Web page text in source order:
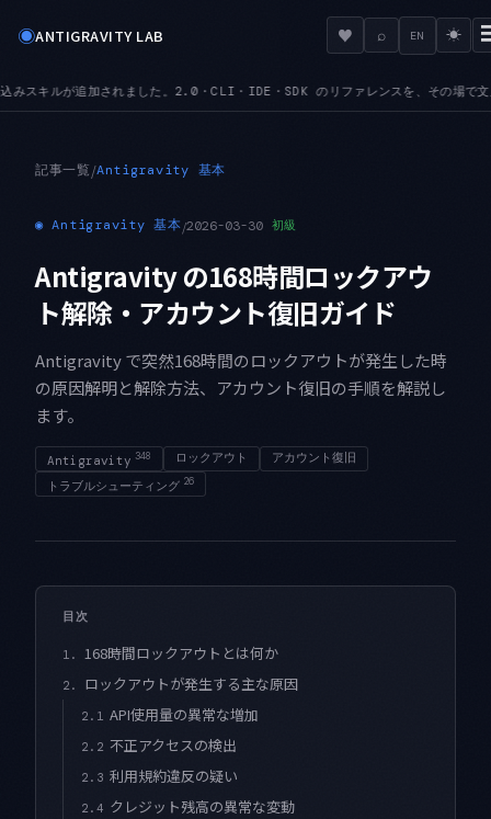
◉ANTIGRAVITY LAB ♥ ⌕ EN ☀
場で文脈込みで引けます MCPURL — mcp_config.json が serverUrl に加え
記事一覧/Antigravity 基本
◉ Antigravity 基本/2026-03-30 初級
Antigravity の168時間ロックアウ
ト解除・アカウント復旧ガイド
Antigravity で突然168時間のロックアウトが発生した時
の原因解明と解除方法、アカウント復旧の手順を解説し
ます。
Antigravity 348 ロックアウト
アカウント復旧
トラブルシューティング 26
目次
1. 168時間ロックアウトとは何か
2. ロックアウトが発生する主な原因
2.1 API使用量の異常な増加
2.2 不正アクセスの検出
2.3 利用規約違反の疑い
2.4 クレジット残高の異常な変動